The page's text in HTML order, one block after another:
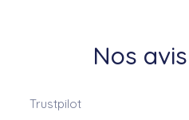
Nos
Trustpilot